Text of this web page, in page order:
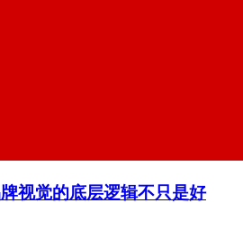
视觉的底层逻辑不只是好